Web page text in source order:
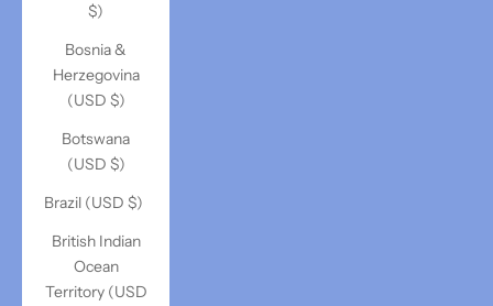
$)
Bosnia &
Herzegovina
(USD $)
Botswana
(USD $)
Brazil (USD $)
British Indian
Ocean
Territory (USD